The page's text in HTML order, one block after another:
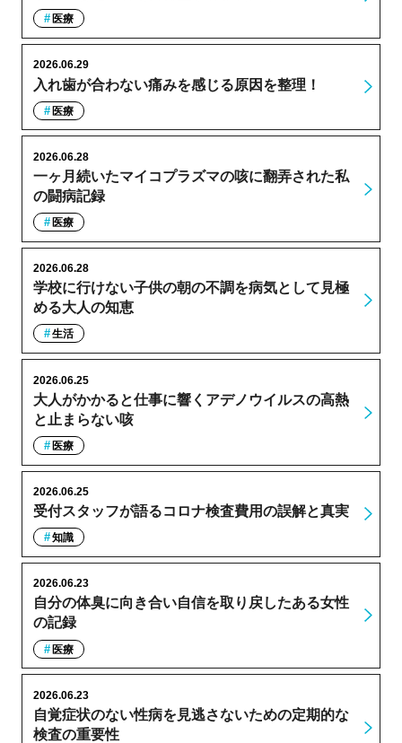
医療
入れ歯が合わない痛みを感じる原因を整理！
2026.06.29
医療
一ヶ月続いたマイコプラズマの咳に翻弄された私
の闘病記録
2026.06.28
医療
学校に行けない子供の朝の不調を病気として見極
める大人の知恵
2026.06.28
生活
大人がかかると仕事に響くアデノウイルスの高熱
と止まらない咳
2026.06.25
医療
受付スタッフが語るコロナ検査費用の誤解と真実
2026.06.25
知識
自分の体臭に向き合い自信を取り戻したある女性
の記録
2026.06.23
医療
自覚症状のない性病を見逃さないための定期的な
検査の重要性
2026.06.23